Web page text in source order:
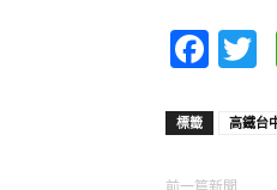
標籤 高鐵台